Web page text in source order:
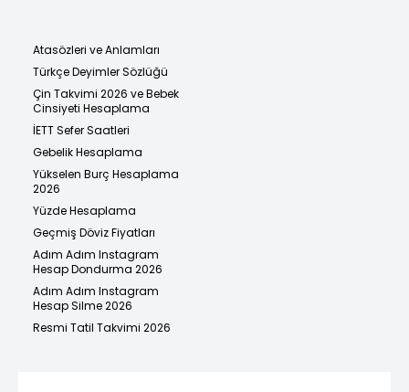
Atasözleri ve Anlamları
Türkçe Deyimler Sözlüğü
Çin Takvimi 2026 ve Bebek
Cinsiyeti Hesaplama
İETT Sefer Saatleri
Gebelik Hesaplama
Yükselen Burç Hesaplama
2026
Yüzde Hesaplama
Geçmiş Döviz Fiyatları
Adım Adım Instagram
Hesap Dondurma 2026
Adım Adım Instagram
Hesap Silme 2026
Resmi Tatil Takvimi 2026